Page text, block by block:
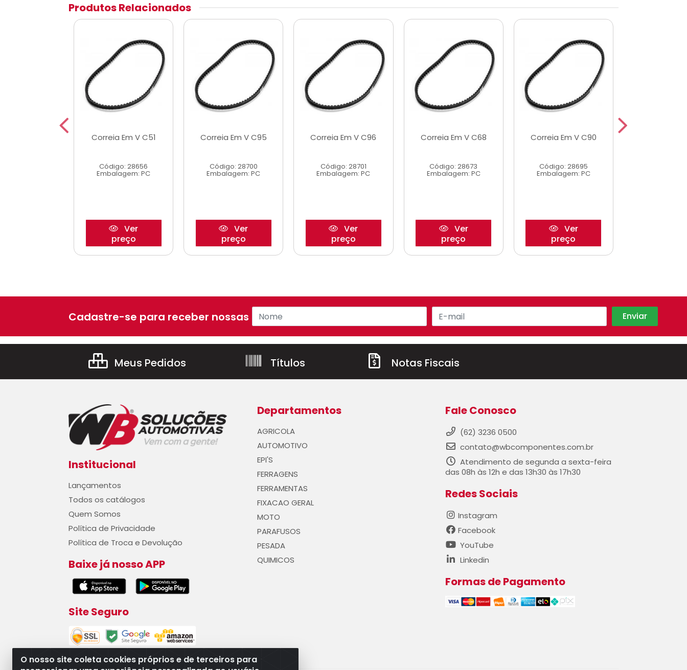
Produtos Relacionados
Correia Em V C51
Código: 28656
Embalagem: PC
Ver
preço
Correia Em V C95
Código: 28700
Embalagem: PC
Ver
preço
Correia Em V C96
Código: 28701
Embalagem: PC
Ver
preço
Correia Em V C68
Código: 28673
Embalagem: PC
Ver
preço
Correia Em V C90
Código: 28695
Embalagem: PC
Ver
preço
O nosso site coleta cookies próprios e de terceiros para
Cadastre-se para receber nossas ofertas!
Meus Pedidos Títulos Notas Fiscais
Institucional
Lançamentos
Todos os catálogos
Quem Somos
Política de Privacidade
Política de Troca e Devolução
Baixe já nosso APP
Site Seguro
Departamentos
AGRICOLA
AUTOMOTIVO
EPI'S
FERRAGENS
FERRAMENTAS
FIXACAO GERAL
MOTO
PARAFUSOS
PESADA
QUIMICOS
Fale Conosco
(62) 3236 0500
contato@wbcomponentes.com.br
Atendimento de segunda a sexta-feira
das 08h às 12h e das 13h30 às 17h30
Redes Sociais
Instagram
Facebook
YouTube
Linkedin
Formas de Pagamento